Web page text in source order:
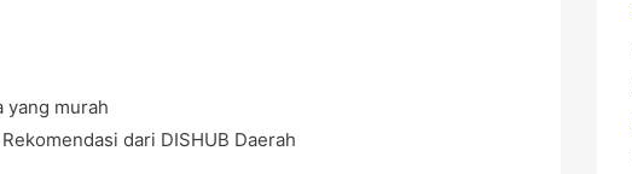
yang murah
dari DISHUB Daerah